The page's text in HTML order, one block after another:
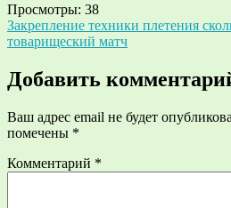
Просмотры: 38
Навигация
по
записям
Закрепление техники плетения
товарищеский матч
Добавить
Ваш адрес email не будет
помечены *
Комментарий *